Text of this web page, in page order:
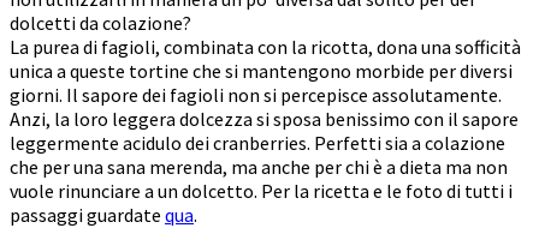
dolcetti da colazione?
La purea di fagioli, combinata con la ricotta, dona una sofficità
unica a queste tortine che si mantengono morbide per diversi
giorni. Il sapore dei fagioli non si percepisce assolutamente.
Anzi, la loro leggera dolcezza si sposa benissimo con il sapore
leggermente acidulo dei cranberries. Perfetti sia a colazione
che per una sana merenda, ma anche per chi è a dieta ma non
vuole rinunciare a un dolcetto. Per la ricetta e le foto di tutti i
passaggi guardate qua.